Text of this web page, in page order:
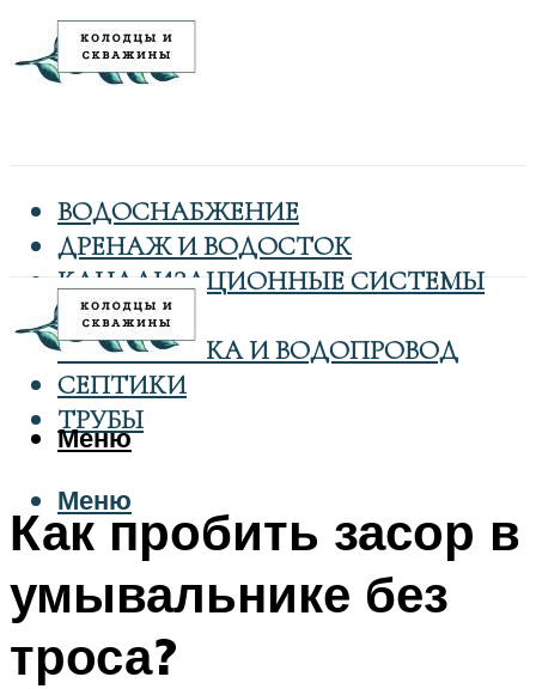
ВОДОСНАБЖЕНИЕ
ДРЕНАЖ И ВОДОСТОК
КАНАЛИЗАЦИОННЫЕ СИСТЕМЫ
КОЛОДЦЫ
САНТЕХНИКА И ВОДОПРОВОД
СЕПТИКИ
ТРУБЫ
Меню
Меню
Как пробить засор в
умывальнике без
троса?